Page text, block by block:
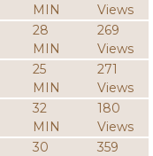
MIN
Views
28
MIN
269
Views
25
MIN
271
Views
32
MIN
180
Views
30
359